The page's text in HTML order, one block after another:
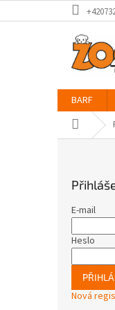
na
BARF
Domů
E-mail
Heslo
Nová